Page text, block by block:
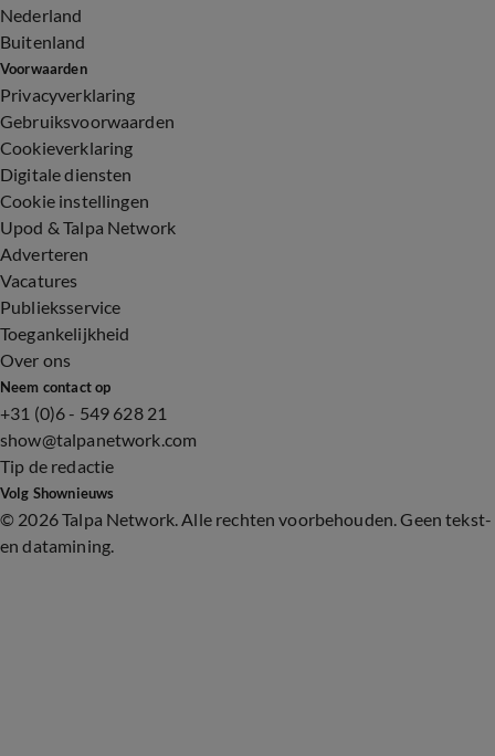
Nederland
Buitenland
Voorwaarden
Privacyverklaring
Gebruiksvoorwaarden
Cookieverklaring
Digitale diensten
Cookie instellingen
Upod & Talpa Network
Adverteren
Vacatures
Publieksservice
Toegankelijkheid
Over ons
Neem contact op
+31 (0)6 - 549 628 21
show@talpanetwork.com
Tip de redactie
Volg Shownieuws
© 2026 Talpa Network. Alle rechten voorbehouden. Geen tekst-
en datamining.